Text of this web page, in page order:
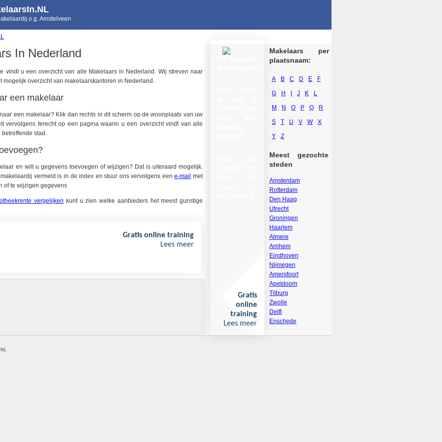
o.g. Amstelveen
In Nederland
vindt u een overzicht van alle Makelaars in Nederland. Wij streven naar
mogelijk overzicht van makelaarskantoren in Nederland.
een makelaar
een makelaar? Klik dan rechts in dit scherm op de woonplaats van uw
vervolgens terecht op een pagina waarin u een overzicht vindt van alle
stad.
en wilt u gegevens toevoegen of wijzigen? Dat is uiteraard mogelijk.
makelaardij vermeld is in de index en stuur ons vervolgens eene-mail met
of te wijzigen gegevens
vergelijken kunt u zien welke aanbieders het meest gunstige
Gratis online training
Lees meer
Gratis
online
training
Lees meer
Makelaars per
plaatsnaam:
A B C D E F
G H J K L
M N O P Q R
S T U V W X
Y Z
Meest gezochte
steden
Amsterdam
Rotterdam
Den Haag
Utrecht
Groningen
Haarlem
Almere
Arnhem
Eindhoven
Nijmegen
Amersfoort
Apeldoorn
Tilburg
Zwolle
Delft
Enschede